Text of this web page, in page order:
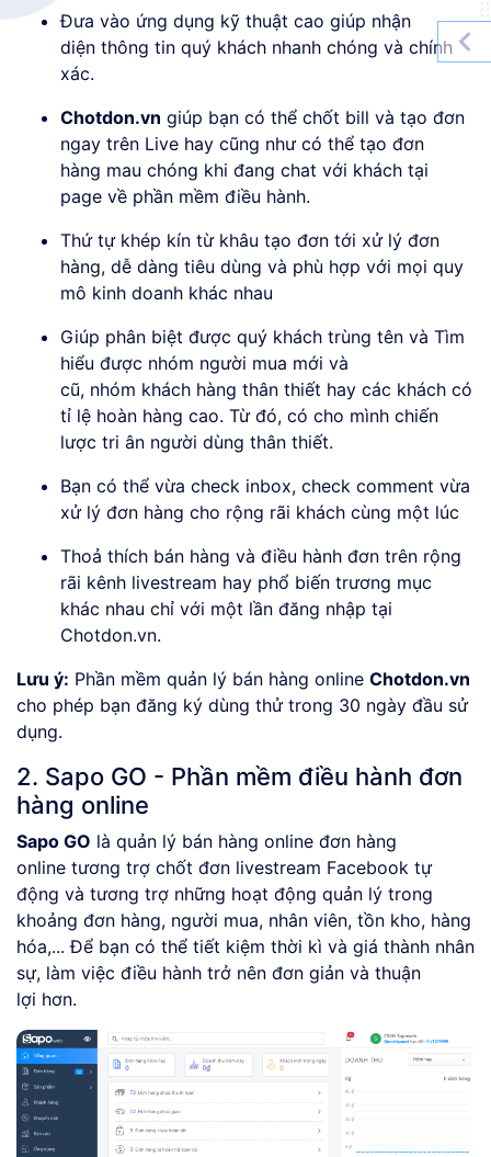
Đưa vào ứng dụng kỹ thuật cao giúp nhận
diện thông tin quý khách nhanh chóng và chính
xác.
Chotdon.vn giúp bạn có thể chốt bill và tạo đơn
ngay trên Live hay cũng như có thể tạo đơn
hàng mau chóng khi đang chat với khách tại
page về phần mềm điều hành.
Thứ tự khép kín từ khâu tạo đơn tới xử lý đơn
hàng, dễ dàng tiêu dùng và phù hợp với mọi quy
mô kinh doanh khác nhau
Giúp phân biệt được quý khách trùng tên và Tìm
hiểu được nhóm người mua mới và
cũ, nhóm khách hàng thân thiết hay các khách có
tỉ lệ hoàn hàng cao. Từ đó, có cho mình chiến
lược tri ân người dùng thân thiết.
Bạn có thể vừa check inbox, check comment vừa
xử lý đơn hàng cho rộng rãi khách cùng một lúc
Thoả thích bán hàng và điều hành đơn trên rộng
rãi kênh livestream hay phổ biến trương mục
khác nhau chỉ với một lần đăng nhập tại
Chotdon.vn.
Lưu ý: Phần mềm quản lý bán hàng online Chotdon.vn
cho phép bạn đăng ký dùng thử trong 30 ngày đầu sử
dụng.
2. Sapo GO - Phần mềm điều hành đơn
hàng online
Sapo GO là quản lý bán hàng online đơn hàng
online tương trợ chốt đơn livestream Facebook tự
động và tương trợ những hoạt động quản lý trong
khoảng đơn hàng, người mua, nhân viên, tồn kho, hàng
hóa,... Để bạn có thể tiết kiệm thời kì và giá thành nhân
sự, làm việc điều hành trở nên đơn giản và thuận
lợi hơn.